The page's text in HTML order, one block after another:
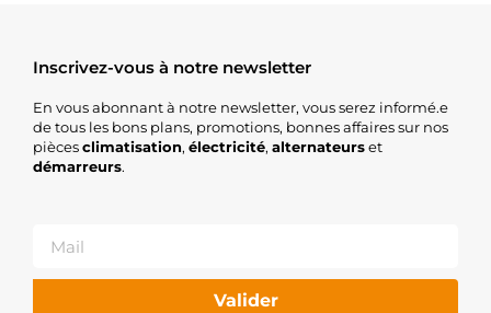
Inscrivez-vous à notre newsletter
En vous abonnant à notre newsletter, vous serez informé.e
de tous les bons plans, promotions, bonnes affaires sur nos
piècesclimatisation, électricité, alternateurset
démarreurs.
Valider